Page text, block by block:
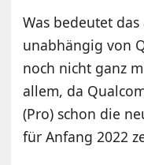
Was bedeutet
unabhängig von
noch nicht ganz
allem, da
(Pro) schon die
für Anfang 2022